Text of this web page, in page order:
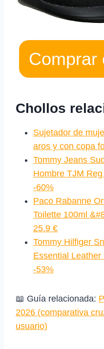
Comprar
Chollos
Sujetador de
aros y con copa
Tommy Jeans
Hombre TJM
-60%
Paco Rabanne
Toilette 100ml
25.9 €
Tommy Hilfiger
Essential
-53%
📖 Guía relacionada:
2026 (comparativa
usuario)